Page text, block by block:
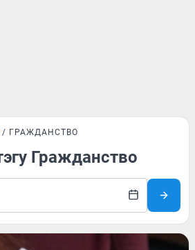
ГРАЖДАНСТВО
Гражданство